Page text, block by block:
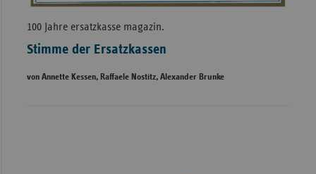
100 Jahre ersatzkasse magazin.
Stimme der Ersatzkassen
von Annette Kessen, Raffaele Nostitz, Alexander Brunke